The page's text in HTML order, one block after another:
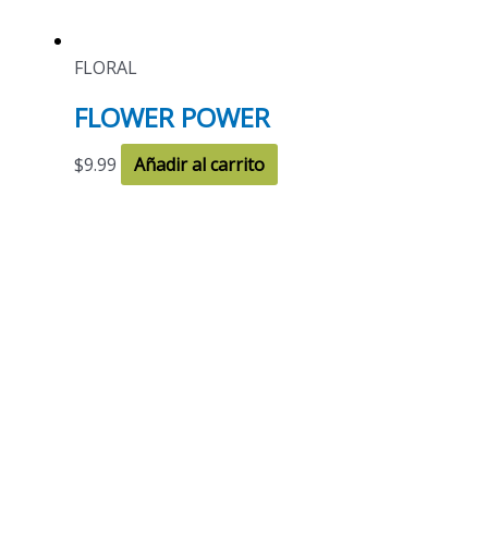
FLORAL
FLOWER POWER
$9.99 Añadir al carrito